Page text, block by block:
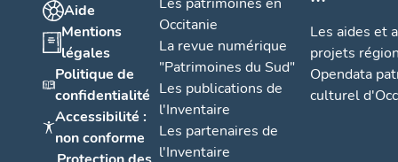
Aide
Mentions
légales
Politique de
confidentialité
Accessibilité :
non conforme
Occitanie
La revue numérique
"Patrimoines du Sud"
Les publications de
l'Inventaire
Les partenaires de
l'Inventaire
Les aides et
projets
Opendata
culturel